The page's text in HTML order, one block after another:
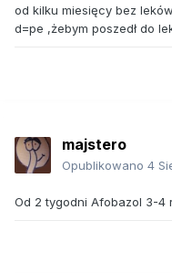
od kilku miesięcy bez
d=pe ,żebym poszedł do
majstero
Opublikowano 4
Od 2 tygodni Afobazol 3-4